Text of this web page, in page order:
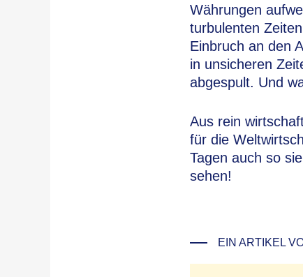
Währungen
turbulenten
Einbruch an den
in unsicheren
abgespult. Und
Aus rein
für die
Tagen auch so
sehen!
EIN ARTIKEL